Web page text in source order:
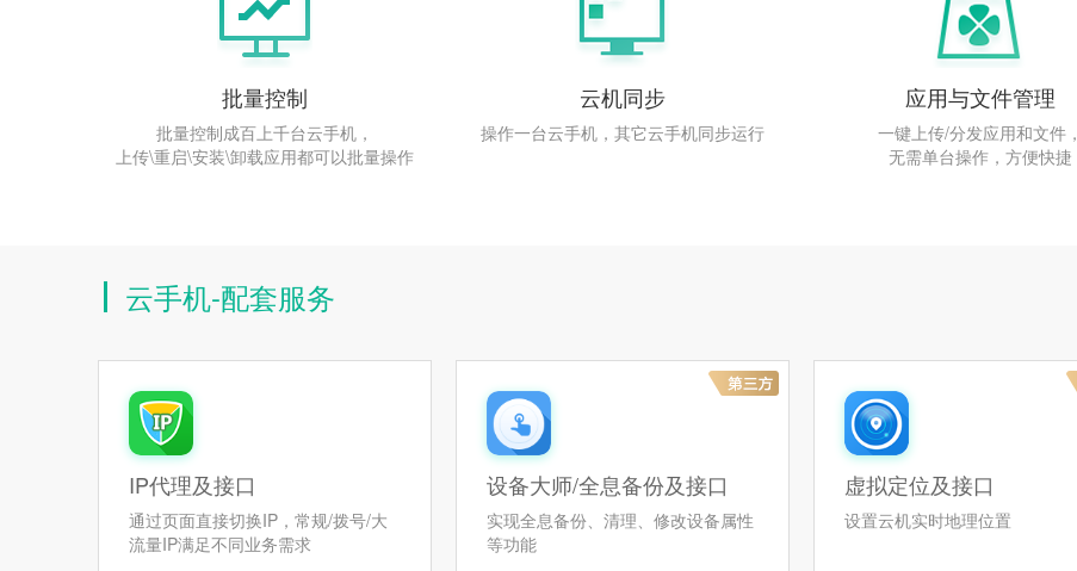
批量控制
批量控制成百上千台云手机，
上传\重启\安装\卸载应用都可以批量操作
云机同步
操作一台云手机，其它云手机同步运行
应用与文件管理
一键上传/分发应用和文件，
无需单台操作，方便快捷
云手机-配套服务
IP代理及接口
通过页面直接切换IP，常规/拨号/大
流量IP满足不同业务需求
设备大师/全息备份及接口
实现全息备份、清理、修改设备属性
等功能
虚拟定位及接口
设置云机实时地理位置